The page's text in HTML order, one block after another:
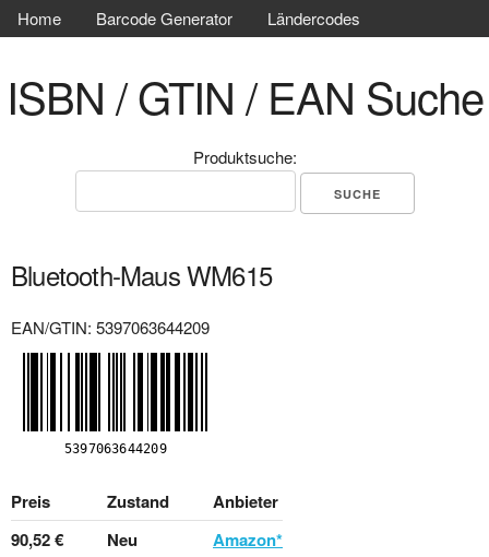
Home Barcode Generator Ländercodes
ISBN / GTIN / EAN Suche
Produktsuche:
Bluetooth-Maus WM615
EAN/GTIN: 5397063644209
Preis Zustand
Anbieter
90,52 €
Neu Amazon*